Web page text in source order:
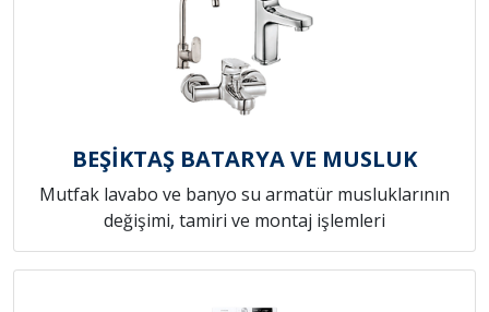
BEŞİKTAŞ BATARYA VE MUSLUK
Mutfak lavabo ve banyo su armatür musluklarının
değişimi, tamiri ve montaj işlemleri